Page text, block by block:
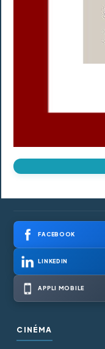
FACEBOOK
LINKEDIN
APPLI MOBILE
CINÉMA